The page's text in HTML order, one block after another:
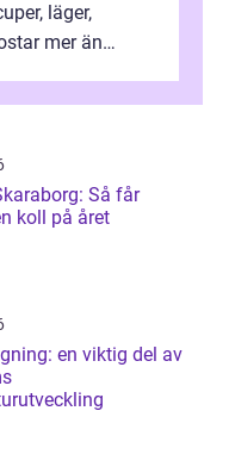
läger,
mer än
Så får
koll på året
en viktig del av